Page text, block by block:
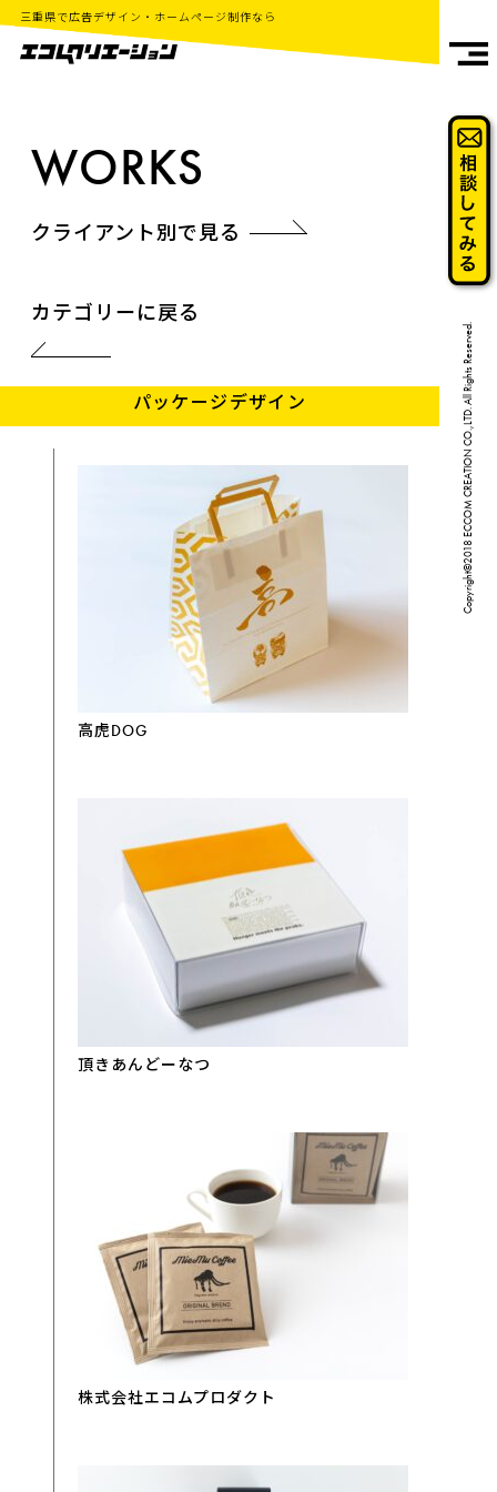
三重県で広告デザイン・ホームページ制作なら
WORKS
クライアント別で見る
カテゴリーに戻る
パッケージデザイン
高虎DOG
頂きあんどーなつ
株式会社エコムプロダクト
Copyright©2018 ECCOM CREATION CO.,LTD. All Rights Reserved.